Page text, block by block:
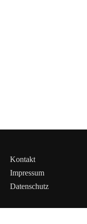
Kontakt
Impressum
Datenschutz